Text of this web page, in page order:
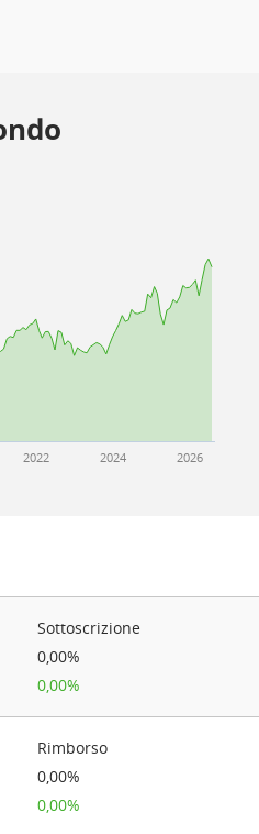
2022 2024 2026
Sottoscrizione
0,00%
0,00%
Rimborso
0,00%
0,00%